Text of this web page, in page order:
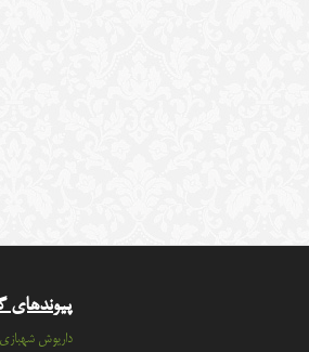
پیوندهای
داریوش شهبازی